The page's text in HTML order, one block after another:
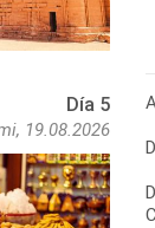
Día 5
19.08.2026